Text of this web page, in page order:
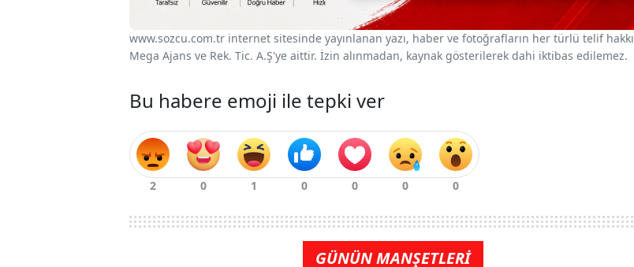
www.sozcu.com.tr internet sitesinde yayınlanan yazı, haber ve fotoğrafların her türlü telif hakkı
Mega Ajans ve Rek. Tic. A.Ş'ye aittir. İzin alınmadan, kaynak gösterilerek dahi iktibas edilemez.
Bu habere emoji ile tepki ver
GÜNÜN MANŞETLERİ